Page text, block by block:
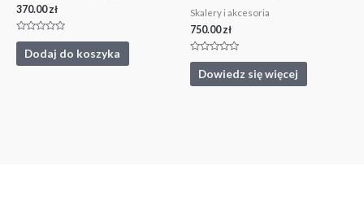
370.00zł
Oceniono
5
Dodaj do koszyka
Skalery i akcesoria
750.00zł
Oceniono
5
Dowiedz się więcej